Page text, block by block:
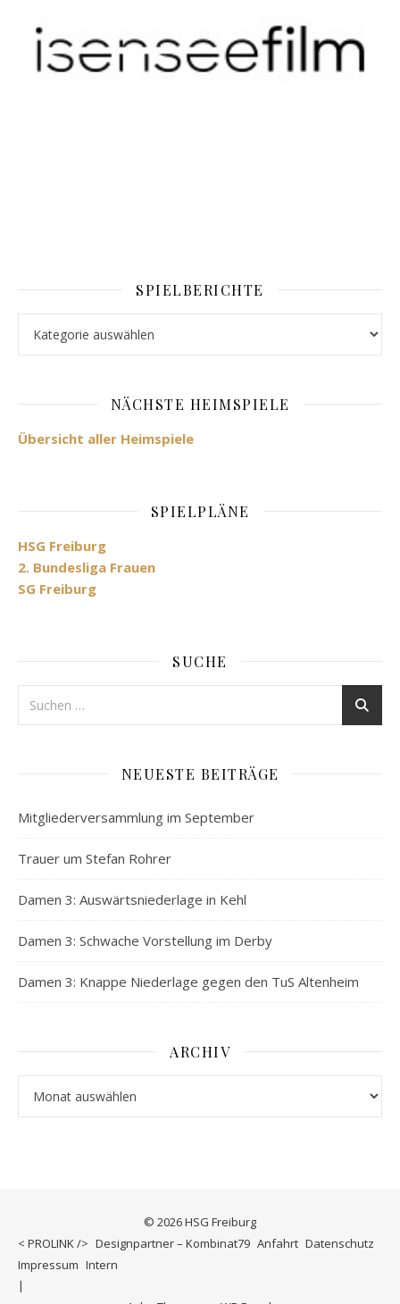
SPIELBERICHTE
NÄCHSTE HEIMSPIELE
Übersicht aller Heimspiele
SPIELPLÄNE
HSG Freiburg
2. Bundesliga Frauen
SG Freiburg
SUCHE
NEUESTE BEITRÄGE
Mitgliederversammlung im September
Trauer um Stefan Rohrer
Damen 3: Auswärtsniederlage in Kehl
Damen 3: Schwache Vorstellung im Derby
Damen 3: Knappe Niederlage gegen den TuS Altenheim
ARCHIV
© 2026 HSG Freiburg
< PROLINK /> Designpartner – Kombinat79 Anfahrt Datenschutz
Impressum Intern